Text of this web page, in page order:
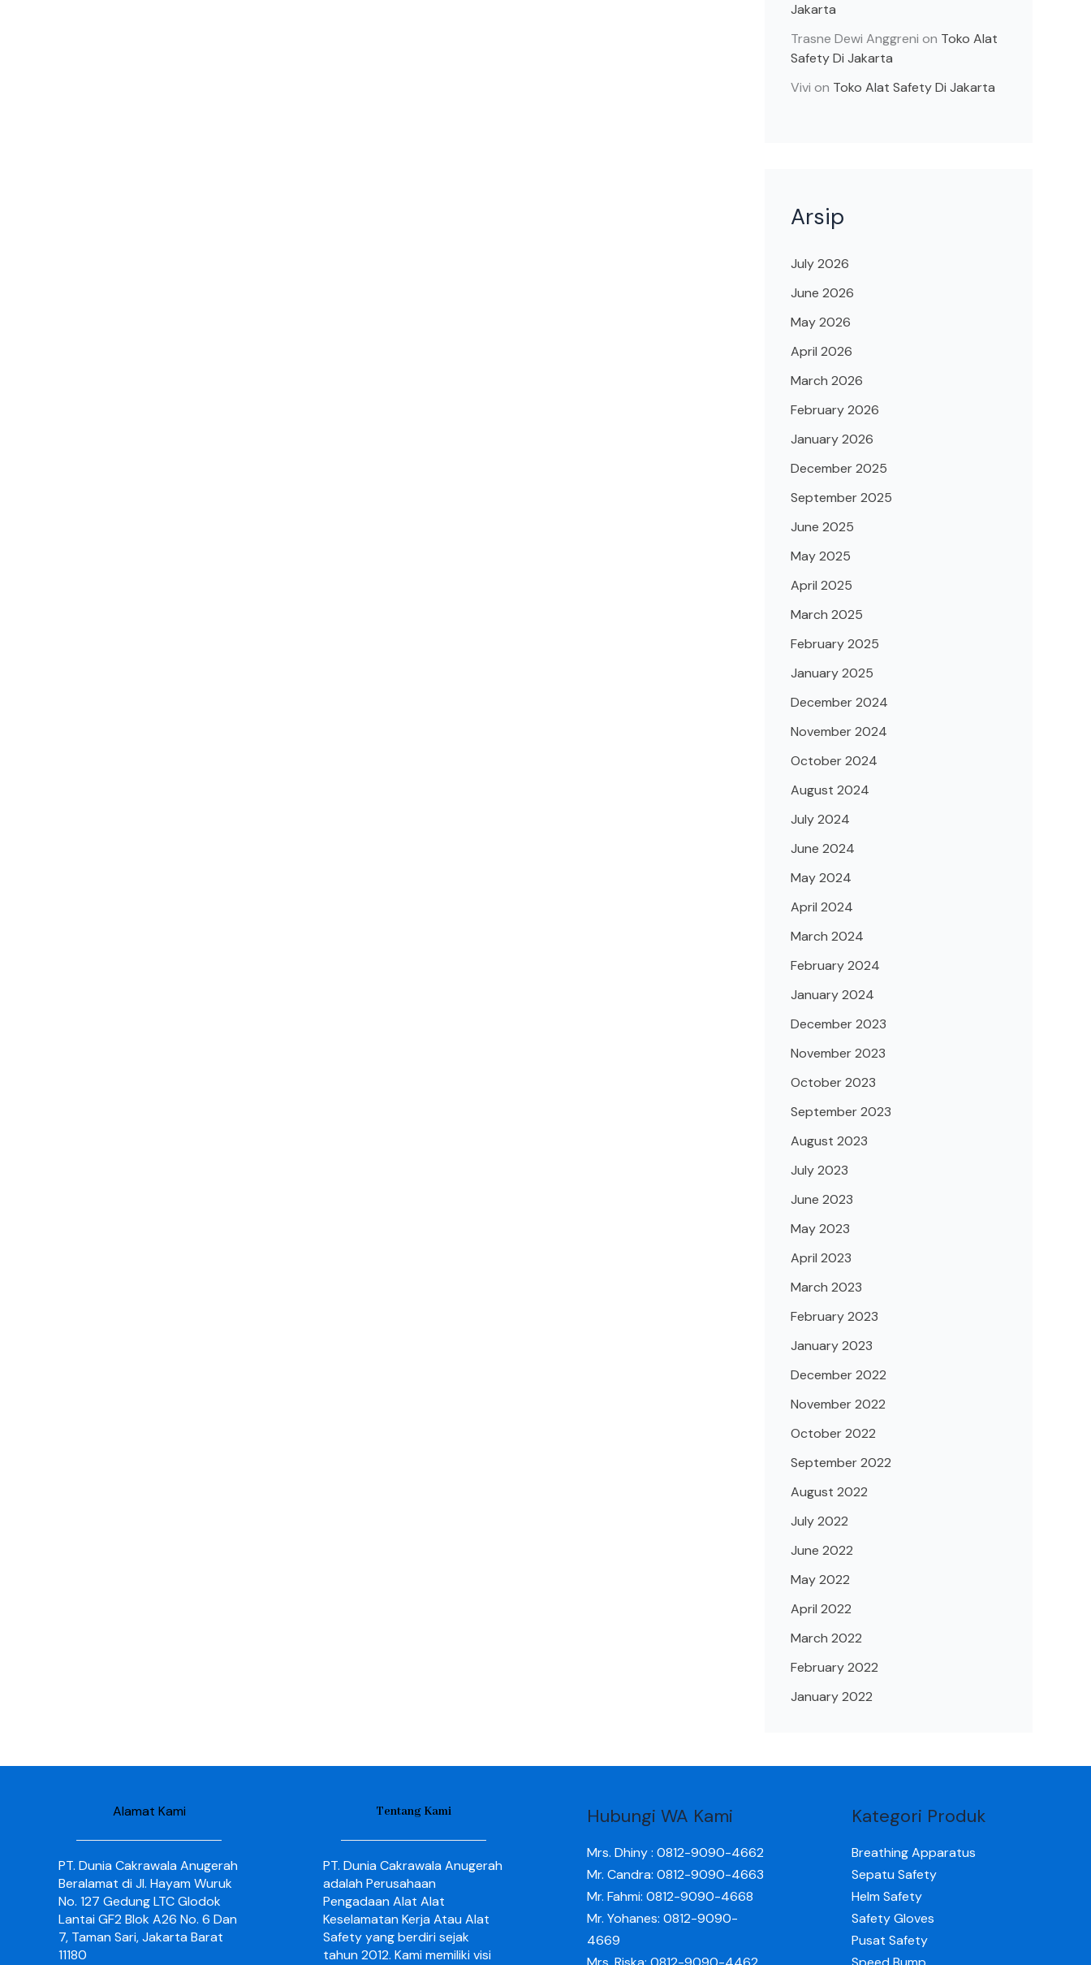
Jakarta
Trasne Dewi Anggreni on Toko Alat
Safety Di Jakarta
Vivi on Toko Alat Safety Di Jakarta
Arsip
July 2026
June 2026
May 2026
April 2026
March 2026
February 2026
January 2026
December 2025
September 2025
June 2025
May 2025
April 2025
March 2025
February 2025
January 2025
December 2024
November 2024
October 2024
August 2024
July 2024
June 2024
May 2024
April 2024
March 2024
February 2024
January 2024
December 2023
November 2023
October 2023
September 2023
August 2023
July 2023
June 2023
May 2023
April 2023
March 2023
February 2023
January 2023
December 2022
November 2022
October 2022
September 2022
August 2022
July 2022
June 2022
May 2022
April 2022
March 2022
February 2022
January 2022
Alamat Kami
PT. Dunia Cakrawala Anugerah
Beralamat di Jl. Hayam Wuruk
No. 127 Gedung LTC Glodok
Lantai GF2 Blok A26 No. 6 Dan
7, Taman Sari, Jakarta Barat
11180
Tentang Kami
PT. Dunia Cakrawala Anugerah
adalah Perusahaan
Pengadaan Alat Alat
Keselamatan Kerja Atau Alat
Safety yang berdiri sejak
tahun 2012. Kami memiliki visi
Hubungi WA Kami
Mrs. Dhiny : 0812-9090-4662
Mr. Candra: 0812-9090-4663
Mr. Fahmi: 0812-9090-4668
Mr. Yohanes: 0812-9090-
4669
Kategori Produk
Breathing Apparatus
Sepatu Safety
Helm Safety
Safety Gloves
Pusat Safety